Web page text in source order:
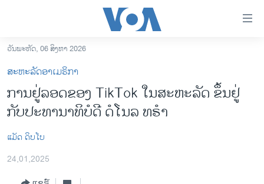
ເຂົ້າ
ຫາ
ຂ້າມ
ຂ້າມ
ຫາ
ຊອກ
ຄົ້ນ
ອາເມຣິກາ
ໂລກ
ວັນພະຫັດ, 06 ສິງຫາ 2026
ສະຫະລັດອາເມຣິກາ
ການຢູ່ລອດຂອງ TikTok ໃນສະຫະລັດ ຂຶ້ນຢູ່
ກັບປະທານາທິບໍດີ ດໍໂນລ ທຣໍາ
​ແມັດ ​ດິບ​ໂບ
24,01,2025